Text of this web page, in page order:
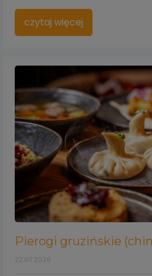
czytaj więcej
Pierogi gruzińskie
22.07.2026